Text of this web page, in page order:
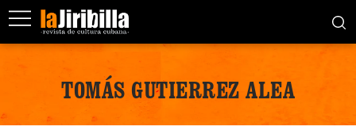
TOMÁS GUTIERREZ ALEA